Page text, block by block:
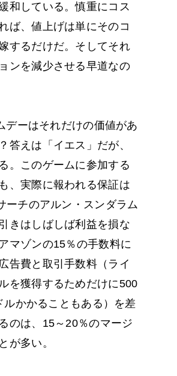
和している。慎重にコス
ば、値上げは単にそのコ
するだけだ。そしてそれ
ンを減少させる早道なの
デーはそれだけの価値があ
答えは「イエス」だが、
。このゲームに参加する
、実際に報われる保証は
ーチのアルン・スンダラム
きはしばしば利益を損な
マゾンの15％の手数料に
告費と取引手数料（ライ
を獲得するためだけに500
ルかかることもある）を差
のは、15～20％のマージ
が多い。